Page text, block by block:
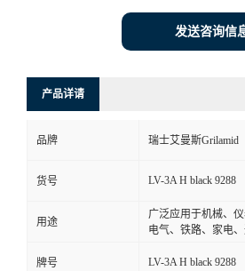
发送咨询信
产品详请
品牌 瑞士艾曼斯Grilamid
货号 LV-3A H black 9288
用途
广泛应用于机械、
电气、铁路、家电、
牌号 LV-3A H black 9288